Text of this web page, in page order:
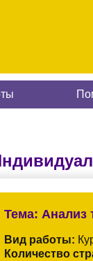
Тема: Анализ
Вид работы:
Количество